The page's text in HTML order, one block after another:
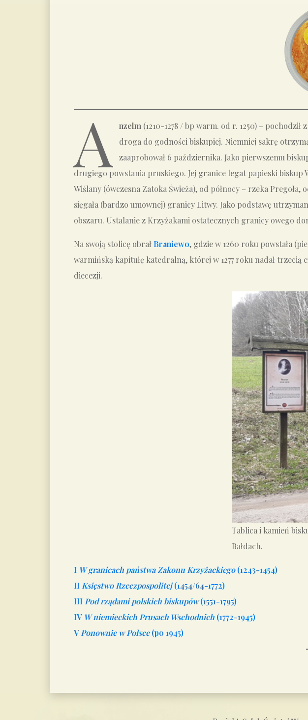
A nzelm (1210-1278 / bp warm. od r. 1250) –
droga do godności biskupiej. Niemniej sakrę
zaaprobował 6 października. Jako pierwszemu
drugiego powstania pruskiego. Jej granice legat papieski
Wiślany (ówczesna Zatoka Świeża), od północy – rzeka
sięgała (bardzo umownej) granicy Litwy. Jako podstawę
obszaru. Ustalanie z Krzyżakami ostatecznych granicy owego
Na swoją stolicę obrał Braniewo, gdzie w 1260 roku powstała
warmińską kapitułę katedralną, której w 1277 roku nadał trzecią
diecezji.
Tablica i kamień
Bałdach.
I W granicach państwa Zakonu Krzyżackiego(1243-1454)
II Księstwo Rzeczpospolitej(1454/64-1772)
III Pod rządami polskich biskupów(1551-1795)
IV W niemieckich Prusach Wschodnich (1772-1945)
V Ponownie w Polsce(po 1945)